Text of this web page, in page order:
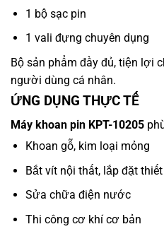
1 bộ sạc pin
1 vali đựng chuyên dụng
Bộ sản phẩm đầy đủ, tiện lợi
người dùng cá nhân.
ỨNG DỤNG THỰC TẾ
Máy khoan pin KPT-10205
Khoan gỗ, kim loại mỏng
Bắt vít nội thất, lắp đặt
Sửa chữa điện nước
Thi công cơ khí cơ bản